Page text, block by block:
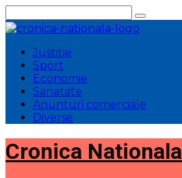
la
conținut
Justitie
Sport
Economie
Sanatate
Anunturi comerciale
Diverse
Cronica Nationala